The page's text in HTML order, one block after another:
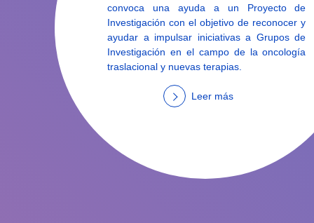
convoca una ayuda a un Proyecto de
Investigación con el objetivo de reconocer y
ayudar a impulsar iniciativas a Grupos de
Investigación en el campo de la oncología
traslacional y nuevas terapias.
Leer más